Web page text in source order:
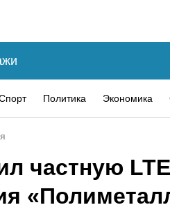
Политика Экономика
частную